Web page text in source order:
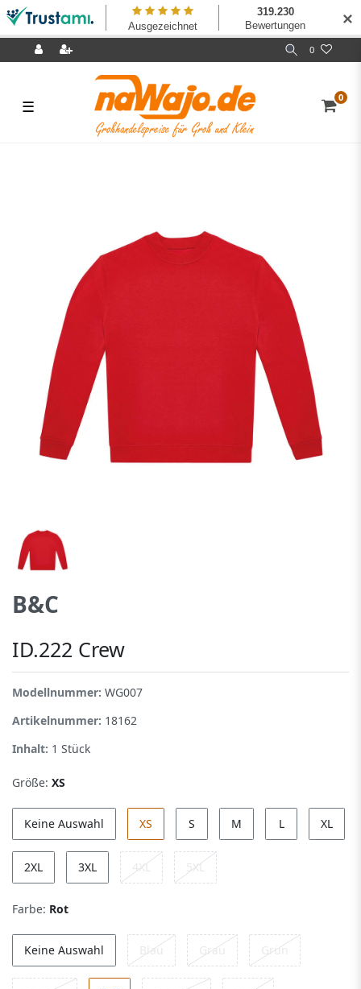
0
☰ 0
B&C
ID.222 Crew
Modellnummer: WG007
Artikelnummer: 18162
Inhalt: 1 Stück
Größe: XS
Keine Auswahl XS S M L XL
2XL 3XL 4XL 5XL
Farbe: Rot
Keine Auswahl Blau Grau Grün
✕